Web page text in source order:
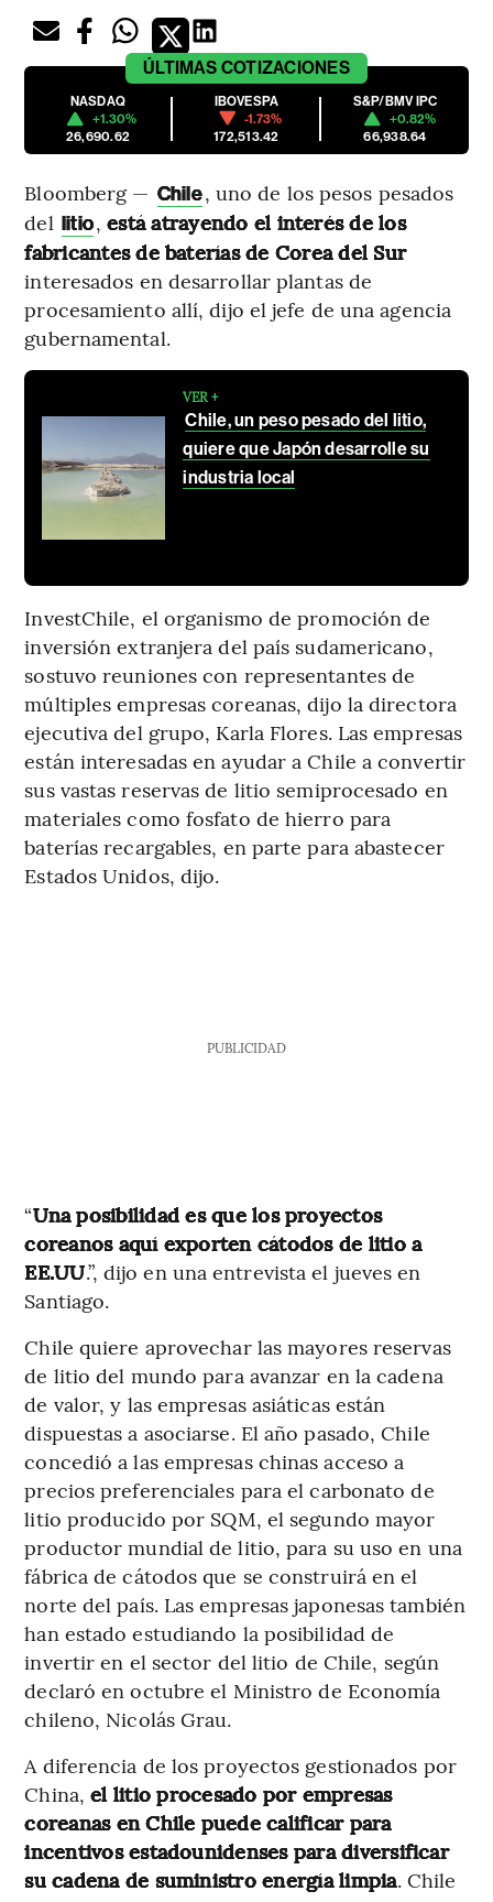
ÚLTIMAS COTIZACIONES
NASDAQ
+1.30%
26,690.62
IBOVESPA
-1.73%
172,513.42
S&P/BMV IPC
+0.82%
66,938.64
Bloomberg — Chile, uno de los pesos pesados
del litio,está atrayendo el interés de los
fabricantes de baterías de Corea del Sur
interesados en desarrollar plantas de
procesamiento allí, dijo el jefe de una agencia
gubernamental.
VER +
Chile, un peso pesado del litio,
quiere que Japón desarrolle su
industria local
InvestChile, el organismo de promoción de
inversión extranjera del país sudamericano,
sostuvo reuniones con representantes de
múltiples empresas coreanas, dijo la directora
ejecutiva del grupo, Karla Flores. Las empresas
están interesadas en ayudar a Chile a convertir
sus vastas reservas de litio semiprocesado en
materiales como fosfato de hierro para
baterías recargables, en parte para abastecer
Estados Unidos, dijo.
PUBLICIDAD
“Una posibilidad es que los proyectos
coreanos aquí exporten cátodos de litio a
EE.UU.”, dijo en una entrevista el jueves en
Santiago.
Chile quiere aprovechar las mayores reservas
de litio del mundo para avanzar en la cadena
de valor, y las empresas asiáticas están
dispuestas a asociarse. El año pasado, Chile
concedió a las empresas chinas acceso a
precios preferenciales para el carbonato de
litio producido por SQM, el segundo mayor
productor mundial de litio, para su uso en una
fábrica de cátodos que se construirá en el
norte del país. Las empresas japonesas también
han estado estudiando la posibilidad de
invertir en el sector del litio de Chile, según
declaró en octubre el Ministro de Economía
chileno, Nicolás Grau.
A diferencia de los proyectos gestionados por
China, el litio procesado por empresas
coreanas en Chile puede calificar para
incentivos estadounidenses para diversificar
su cadena de suministro energía limpia. Chile